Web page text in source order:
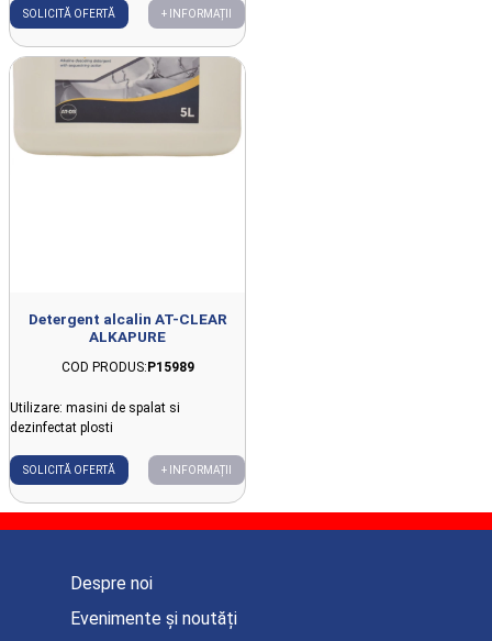
SOLICITĂ OFERTĂ + INFORMAȚII
Detergent alcalin AT-CLEAR
ALKAPURE
COD PRODUS:P15989
Utilizare: masini de spalat si
dezinfectat plosti
SOLICITĂ OFERTĂ + INFORMAȚII
Despre noi
Evenimente și noutăți